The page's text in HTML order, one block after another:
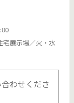
展示場／火・水
わせくださ